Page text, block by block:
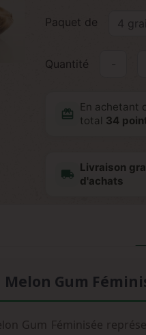
Paquet de
Quantité
redeem
En achetant
total 34
local_shipping
Livraison
d'achats
Gum
Gum Féminisée